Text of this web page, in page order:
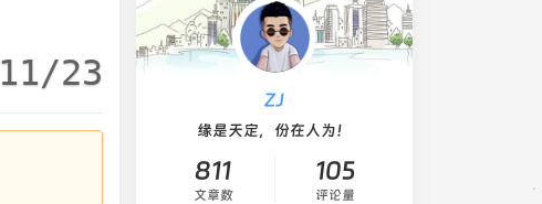
11/23
ZJ
缘是天定，份在人为！
811
文章数
105
评论量